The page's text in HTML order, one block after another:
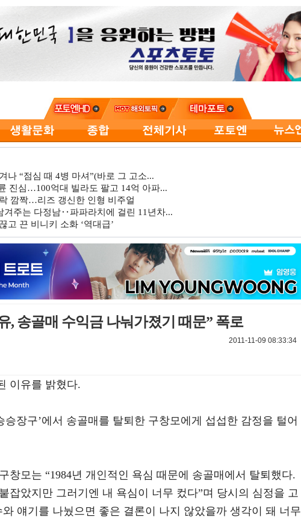
나 “점심 때 4병 마셔”(바로 그 고소...
진심…100억대 빌라도 팔고 14억 아파...
깜짝…리즈 갱신한 인형 비주얼
겨주는 다정남‥파파라치에 걸린 11년차...
고 끈 비니키 소화 ‘역대급’
, 송골매 수익금 나눠가졌기 때문” 폭로
2011-11-09 08:33:34
이유를 밝혔다.
승장구’에서 송골매를 탈퇴한 구창모에게 섭섭한 감정을 털어
창모는 “1984년 개인적인 욕심 때문에 송골매에서 탈퇴했다.
잡았지만 그러기엔 내 욕심이 너무 컸다”며 당시의 심정을 고
얘기를 나눴으면 좋은 결론이 나지 않았을까 생각이 돼 너무